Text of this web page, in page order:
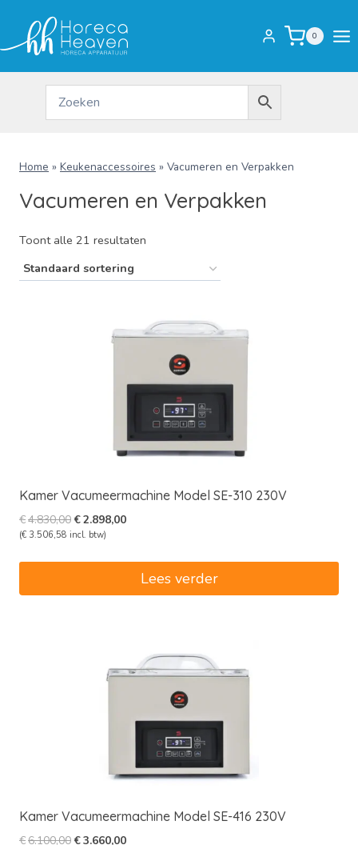
inhoud
0
Home » Keukenaccessoires » Vacumeren en Verpakken
Vacumeren en Verpakken
Toont alle 21 resultaten
Kamer Vacumeermachine Model SE-310 230V
€4.830,00Oorspronkelijke
prijs
€2.898,00Huidige
(€ 3.506,58 incl. btw)
Lees verder
Kamer Vacumeermachine Model SE-416 230V
€6.100,00Oorspronkelijke
€3.660,00Huidige